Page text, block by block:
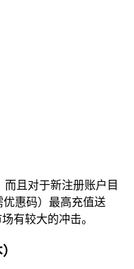
而且对于新注册账户目
惠码）最高充值送
有较大的冲击。